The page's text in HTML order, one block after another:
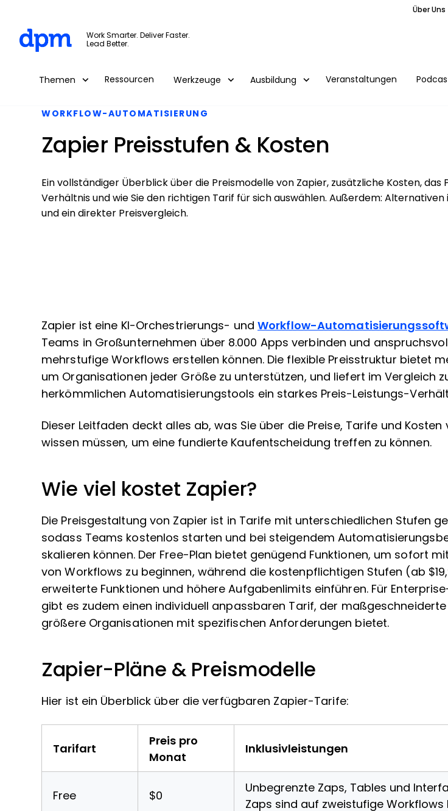
Skip to main content
Über Uns
Work Smarter. Deliver Faster.
Lead Better.
Themen Ressourcen Werkzeuge Ausbildung Veranstaltungen
WORKFLOW-AUTOMATISIERUNG
Zapier Preisstufen & Kosten
Ein vollständiger Überblick über die Preismodelle von Zapier, zusätzliche Kosten, das
Verhältnis und wie Sie den richtigen Tarif für sich auswählen. Außerdem: Alternativen
und ein direkter Preisvergleich.
Zapier ist eine KI-Orchestrierungs- und Workflow-
Teams in Großunternehmen über 8.000 Apps verbinden und
mehrstufige Workflows erstellen können. Die flexible Preisstruktur bietet
um Organisationen jeder Größe zu unterstützen, und liefert im Vergleich
herkömmlichen Automatisierungstools ein starkes Preis-Leistungs-
Dieser Leitfaden deckt alles ab, was Sie über die Preise, Tarife und Kosten
wissen müssen, um eine fundierte Kaufentscheidung treffen zu können.
Wie viel kostet Zapier?
Die Preisgestaltung von Zapier ist in Tarife mit unterschiedlichen Stufen
sodass Teams kostenlos starten und bei steigendem
skalieren können. Der Free-Plan bietet genügend Funktionen, um sofort
von Workflows zu beginnen, während die kostenpflichtigen Stufen (ab
erweiterte Funktionen und höhere Aufgabenlimits einführen. Für
gibt es zudem einen individuell anpassbaren Tarif, der maßgeschneiderte
größere Organisationen mit spezifischen Anforderungen bietet.
Zapier-Pläne & Preismodelle
Hier ist ein Überblick über die verfügbaren Zapier-Tarife:
Tarifart
Preis pro
Monat
Inklusivleistungen
Free $0
Unbegrenzte Zaps, Tables und
Zaps sind auf zweistufige Workflows